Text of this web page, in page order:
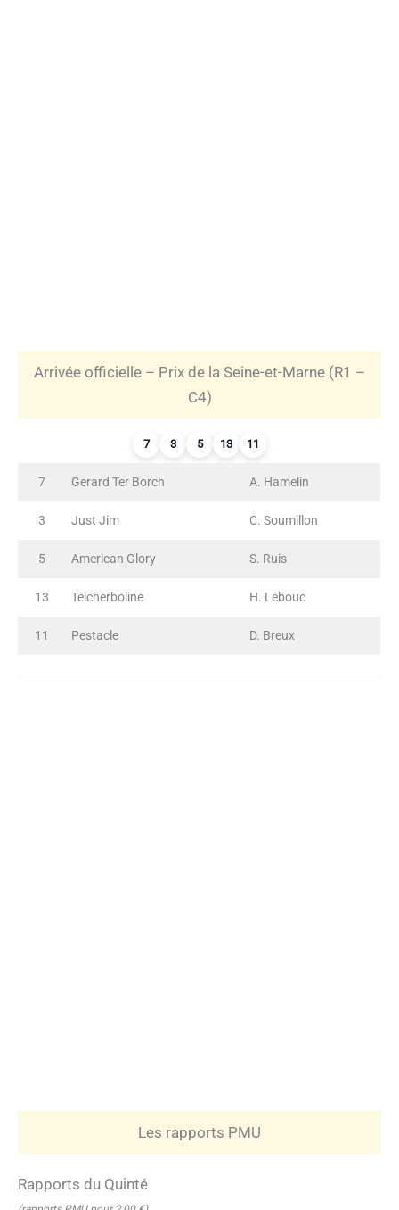
Arrivée officielle – Prix de la Seine-et-Marne (R1 –
C4)
7 3 5 13 11
7 Gerard Ter Borch A. Hamelin
3 Just Jim C. Soumillon
5 American Glory S. Ruis
13 Telcherboline H. Lebouc
11 Pestacle D. Breux
Les rapports PMU
Rapports du Quinté